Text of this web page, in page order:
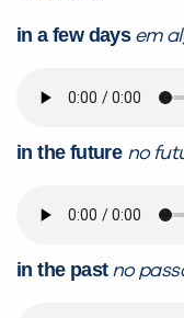
in a few daysem
in the future no
in the pastno